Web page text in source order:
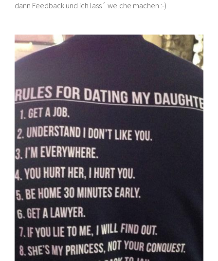
dann Feedback und ich lass´ welche machen :-)